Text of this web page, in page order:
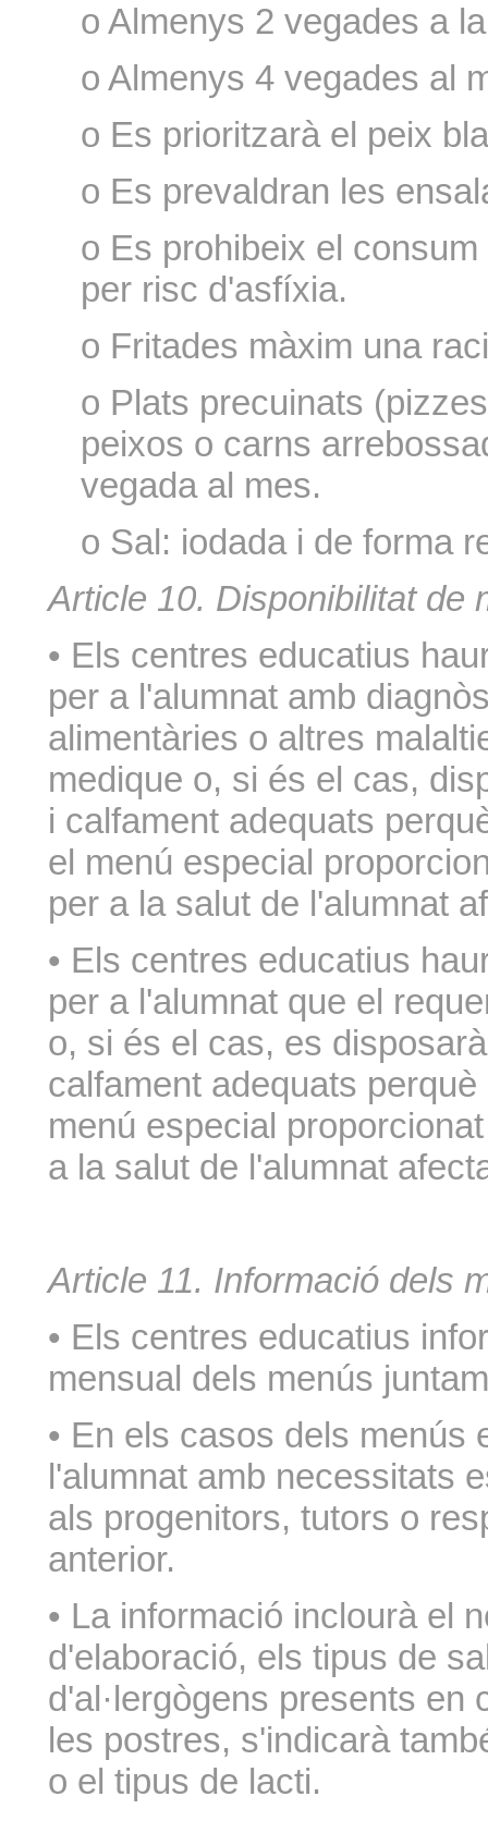
o Almenys 2 vegades a
o Almenys 4 vegades al
o Es prioritzarà el peix
o Es prevaldran les
o Es prohibeix el
per risc d'asfíxia.
o Fritades màxim una
o Plats precuinats
peixos o carns
vegada al mes.
o Sal: iodada i de forma
Article 10. Disponibilitat de
• Els centres educatius
per a l'alumnat amb
alimentàries o altres
medique o, si és el cas,
i calfament adequats
el menú especial
per a la salut de l'alumnat
• Els centres educatius
per a l'alumnat que el
o, si és el cas, es
calfament adequats
menú especial
a la salut de l'alumnat
Article 11. Informació dels
• Els centres educatius
mensual dels menús
• En els casos dels menús
l'alumnat amb necessitats
als progenitors, tutors o
anterior.
• La informació inclourà el
d'elaboració, els tipus de
d'al·lergògens presents
les postres, s'indicarà
o el tipus de lacti.